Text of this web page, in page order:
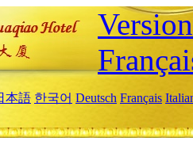
本語 한국어 Deutsch Français